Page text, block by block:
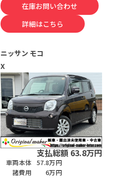
在庫お問い合わせ
詳細はこちら
ニッサン モコ
X
支払総額 63.8万円
車両本体 57.8万円
諸費用
6万円